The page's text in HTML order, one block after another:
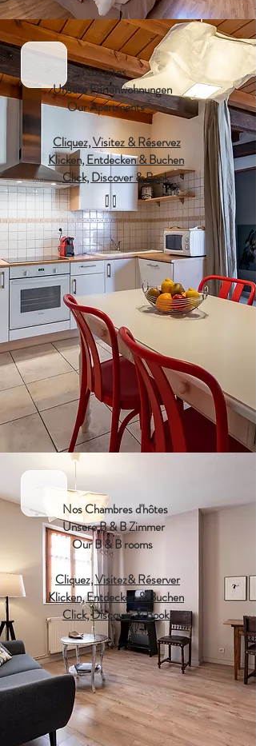
Nos gîtes
Unsere Ferienwohnungen
Our Apartments
Cliquez, Visitez & Réservez
Klicken, Entdecken & Buchen
Click, Discover & Book
Nos Chambres d'hôtes
Unsere B & B Zimmer
Our B & B rooms
Cliquez, Visitez& Réserver
Klicken, Entdecken & Buchen
Click, Discover & Book